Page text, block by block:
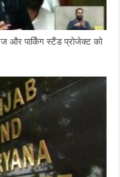
और पार्किंग स्टैंड प्रोजेक्ट को